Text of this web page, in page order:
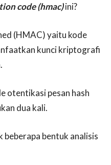
code (hmac)ini?
(HMAC) yaitu kode
kunci kriptografi
otentikasi pesan hash
dua kali.
beberapa bentuk analisis